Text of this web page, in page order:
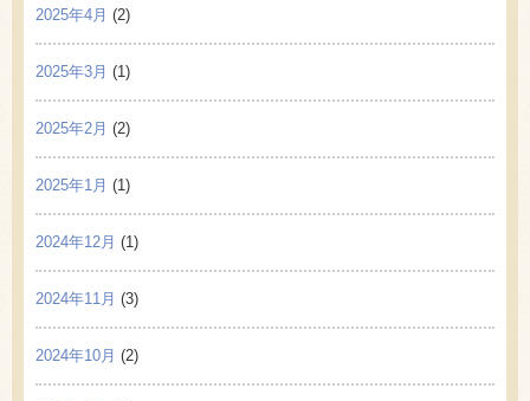
2025年4月 (2)
2025年3月 (1)
2025年2月 (2)
2025年1月 (1)
2024年12月 (1)
2024年11月 (3)
2024年10月 (2)